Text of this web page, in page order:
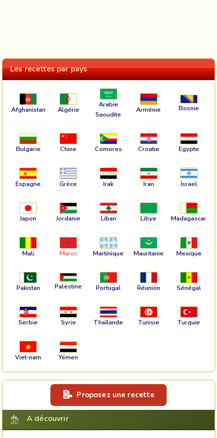
Les recettes par pays
Afghanistan Algérie
Arabie
Saoudite
Arménie Bosnie
Bulgarie Chine Comores Croatie Egypte
Espagne Grèce Irak Iran Israel
Japon Jordanie Liban Libye Madagascar
Mali Maroc Martinique Mauritanie Mexique
Pakistan Palestine Portugal Réunion Sénégal
Serbie Syrie Thaïlande Tunisie Turquie
Viet-nam Yémen
Proposez une recette
A découvrir